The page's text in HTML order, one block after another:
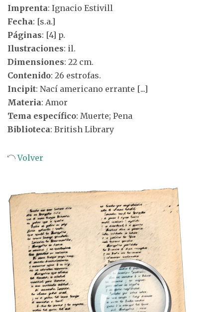
Imprenta: Ignacio Estivill
Fecha: [s.a.]
Páginas: [4] p.
Ilustraciones: il.
Dimensiones: 22 cm.
Contenido: 26 estrofas.
Incipit: Nací americano errante [...]
Materia: Amor
Tema específico: Muerte; Pena
Biblioteca: British Library
Volver